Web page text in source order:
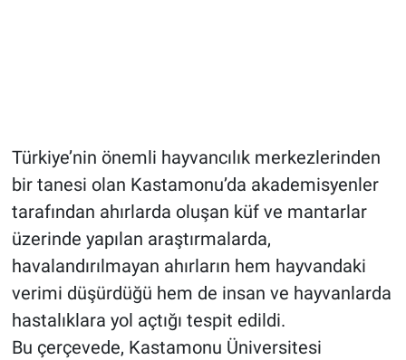
Türkiye’nin önemli hayvancılık merkezlerinden
bir tanesi olan Kastamonu’da akademisyenler
tarafından ahırlarda oluşan küf ve mantarlar
üzerinde yapılan araştırmalarda,
havalandırılmayan ahırların hem hayvandaki
verimi düşürdüğü hem de insan ve hayvanlarda
hastalıklara yol açtığı tespit edildi.
Bu çerçevede, Kastamonu Üniversitesi